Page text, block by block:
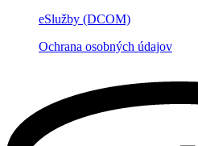
eSlužby (DCOM)
Ochrana osobných údajov